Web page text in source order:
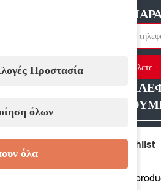
ΓΡΗΓΟΡΗ
Στείλετε
ΑΦΗΣΤΕ ΜΑΣ
Add to wishlist
People watching this
Προστασία
όλων
όλα